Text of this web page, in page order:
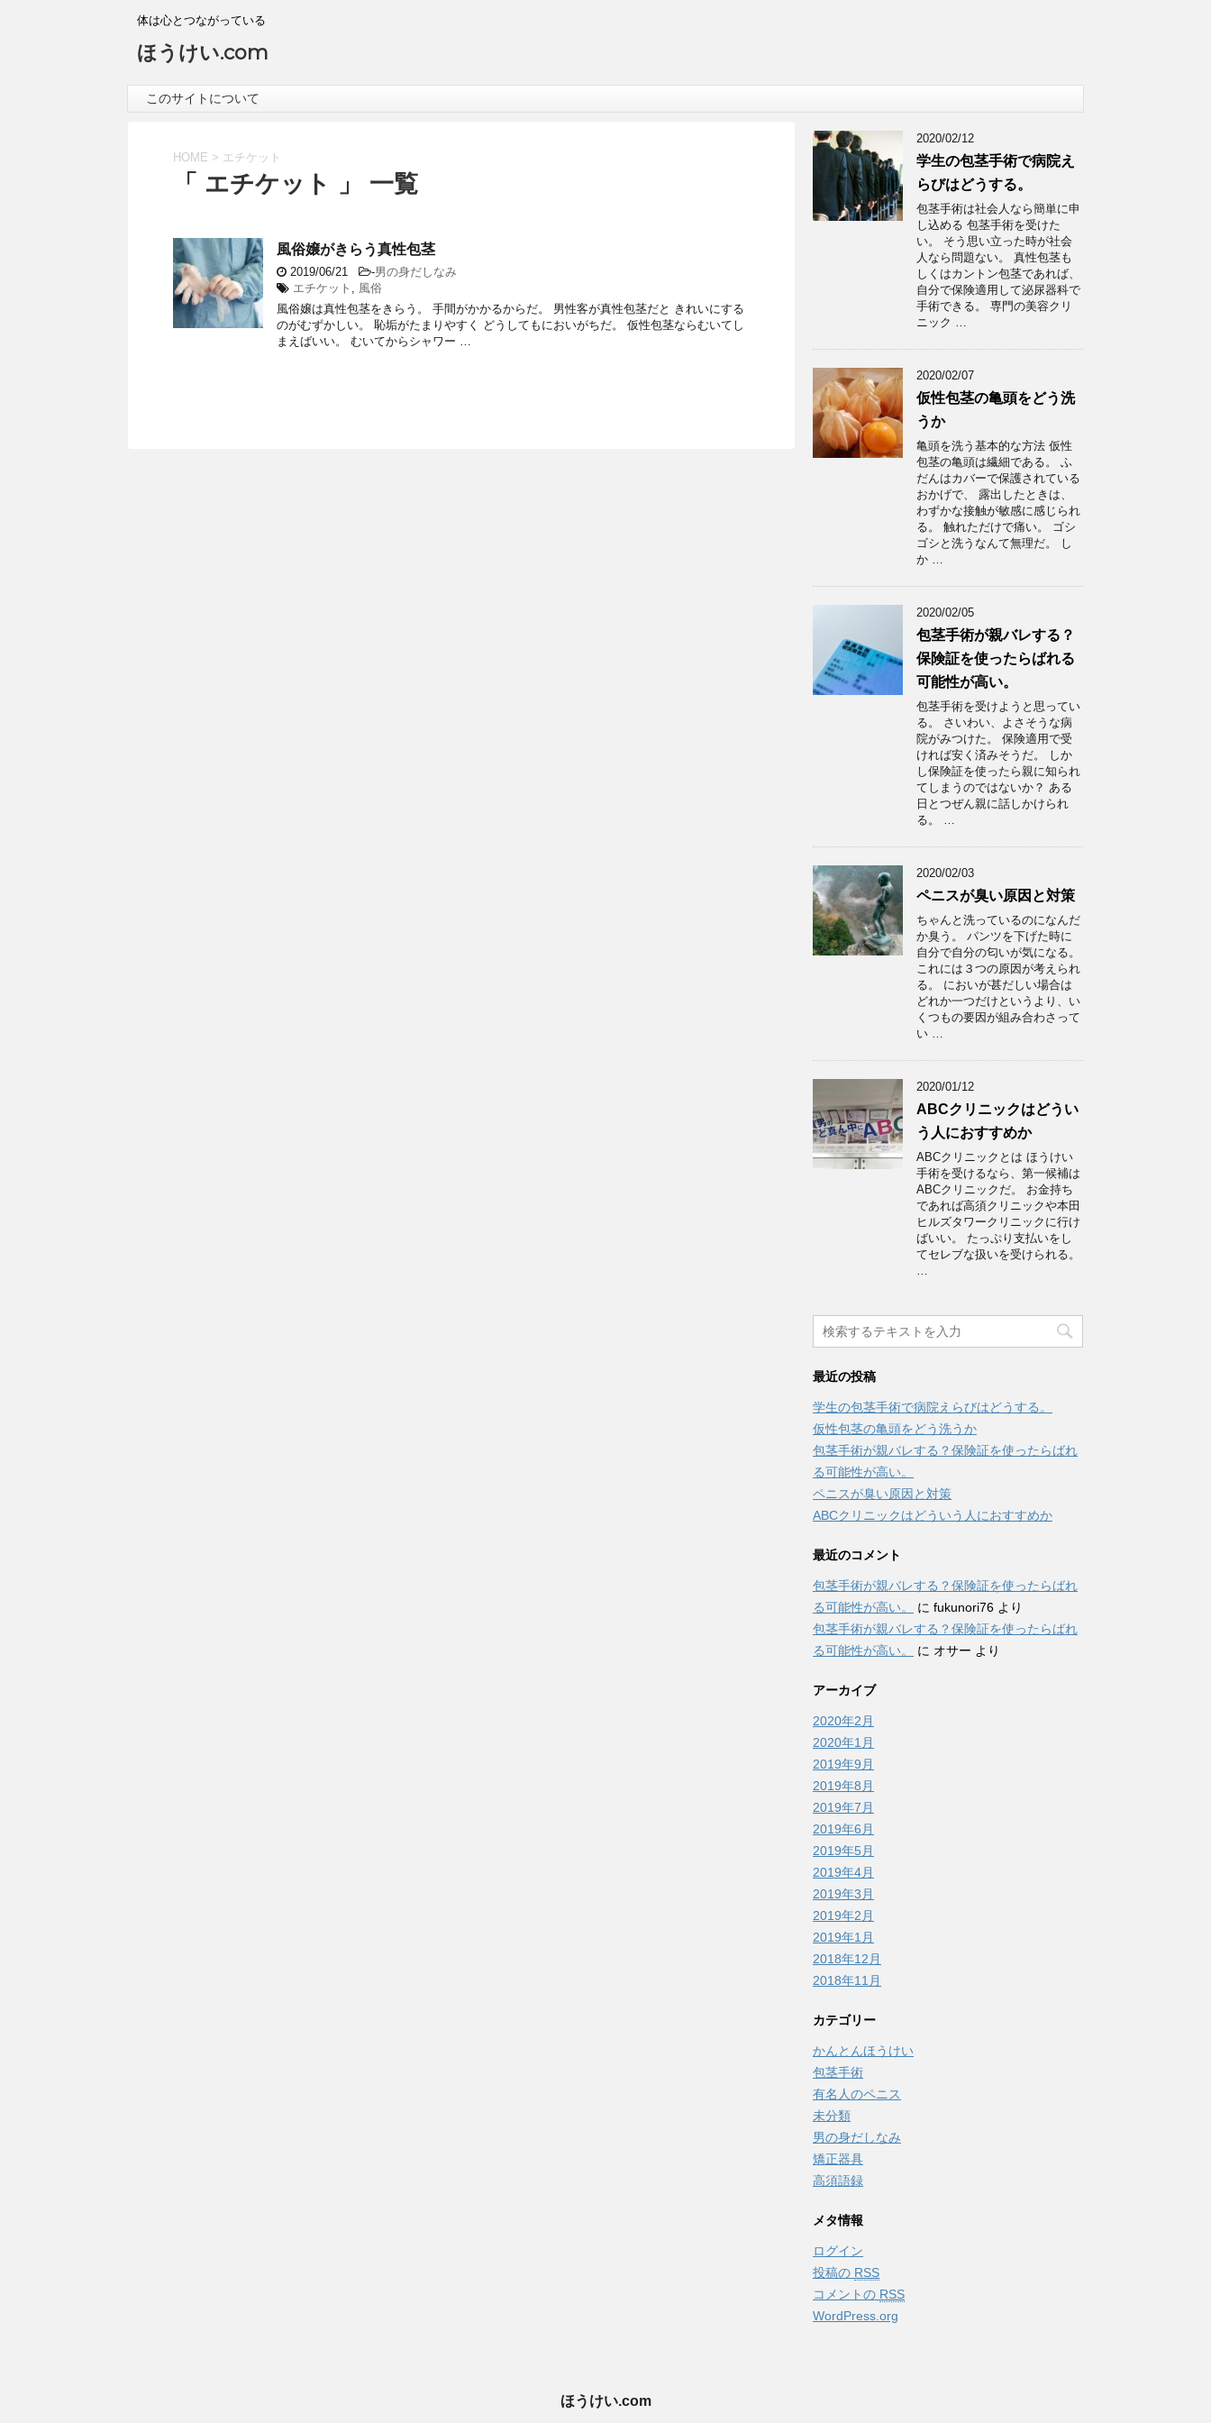
体は心とつながっている
ほうけい.com
このサイトについて
HOME > エチケット
「 エチケット 」 一覧
風俗嬢がきらう真性包茎
2019/06/21 -男の身だしなみ
エチケット , 風俗
風俗嬢は真性包茎をきらう。 手間がかかるからだ。 男性客が真性包茎だと きれいにする
のがむずかしい。 恥垢がたまりやすく どうしてもにおいがちだ。 仮性包茎ならむいてし
まえばいい。 むいてからシャワー …
2020/02/12
学生の包茎手術で病院え
らびはどうする。
包茎手術は社会人なら簡単に申
し込める 包茎手術を受けた
い。 そう思い立った時が社会
人なら問題ない。 真性包茎も
しくはカントン包茎であれば、
自分で保険適用して泌尿器科で
手術できる。 専門の美容クリ
ニック …
2020/02/07
仮性包茎の亀頭をどう洗
うか
亀頭を洗う基本的な方法 仮性
包茎の亀頭は繊細である。 ふ
だんはカバーで保護されている
おかげで、 露出したときは、
わずかな接触が敏感に感じられ
る。 触れただけで痛い。 ゴシ
ゴシと洗うなんて無理だ。 し
か …
2020/02/05
包茎手術が親バレする？
保険証を使ったらばれる
可能性が高い。
包茎手術を受けようと思ってい
る。 さいわい、よさそうな病
院がみつけた。 保険適用で受
ければ安く済みそうだ。 しか
し保険証を使ったら親に知られ
てしまうのではないか？ ある
日とつぜん親に話しかけられ
る。 …
2020/02/03
ペニスが臭い原因と対策
ちゃんと洗っているのになんだ
か臭う。 パンツを下げた時に
自分で自分の匂いが気になる。
これには３つの原因が考えられ
る。 においが甚だしい場合は
どれか一つだけというより、い
くつもの要因が組み合わさって
い …
2020/01/12
ABCクリニックはどうい
う人におすすめか
ABCクリニックとは ほうけい
手術を受けるなら、第一候補は
ABCクリニックだ。 お金持ち
であれば高須クリニックや本田
ヒルズタワークリニックに行け
ばいい。 たっぷり支払いをし
てセレブな扱いを受けられる。
…
最近の投稿
学生の包茎手術で病院えらびはどうする。
仮性包茎の亀頭をどう洗うか
包茎手術が親バレする？保険証を使ったらばれ
る可能性が高い。
ペニスが臭い原因と対策
ABCクリニックはどういう人におすすめか
最近のコメント
包茎手術が親バレする？保険証を使ったらばれ
る可能性が高い。
に fukunori76 より
包茎手術が親バレする？保険証を使ったらばれ
る可能性が高い。
に オサー より
アーカイブ
2020年2月
2020年1月
2019年9月
2019年8月
2019年7月
2019年6月
2019年5月
2019年4月
2019年3月
2019年2月
2019年1月
2018年12月
2018年11月
カテゴリー
かんとんほうけい
包茎手術
有名人のペニス
未分類
男の身だしなみ
矯正器具
高須語録
メタ情報
ログイン
投稿の RSS
コメントの RSS
WordPress.org
ほうけい.com